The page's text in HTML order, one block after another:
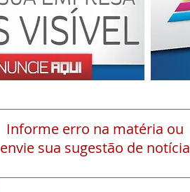
Informe erro na matéria ou
envie sua sugestão de notícia